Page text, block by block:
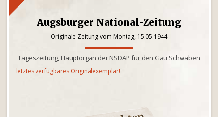
Augsburger National-Zeitung
Originale Zeitung vom Montag, 15.05.1944
Tageszeitung, Hauptorgan der NSDAP für den Gau Schwaben
letztes verfügbares Originalexemplar!